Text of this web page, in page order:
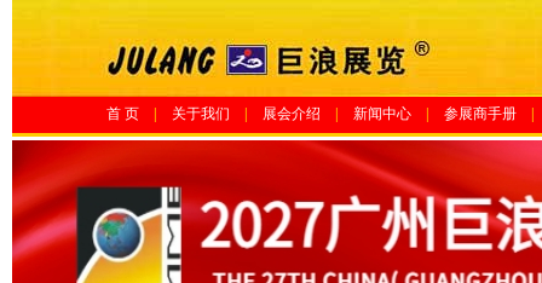
首 页 关于我们 展会介绍 新闻中心 参展商手册|